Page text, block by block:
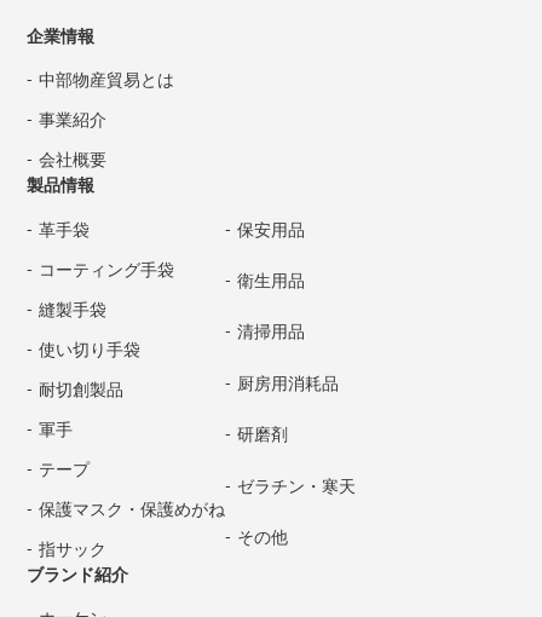
企業情報
中部物産貿易とは
事業紹介
会社概要
製品情報
革手袋
コーティング手袋
縫製手袋
使い切り手袋
耐切創製品
軍手
テープ
保護マスク・保護めがね
指サック
保安用品
衛生用品
清掃用品
厨房用消耗品
研磨剤
ゼラチン・寒天
その他
ブランド紹介